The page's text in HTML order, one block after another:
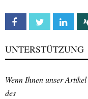
Facebook Twitter
UNTERSTÜTZUNG
Wenn Ihnen unser
des